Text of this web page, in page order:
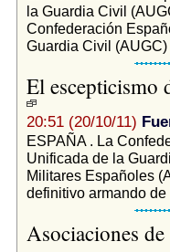
la Guardia Civil
Confederación
Guardia Civil
El escepticismo
20:51 (20/10/11)
ESPAÑA . La
Unificada de la
Militares Españoles
definitivo armando
Asociaciones